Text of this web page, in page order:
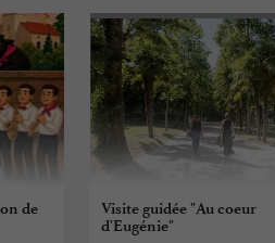
de
Visite guidée "Au coeur
d'Eugénie"